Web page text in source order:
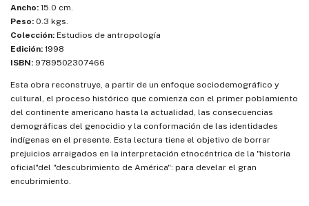
Ancho: 15.0 cm.
Peso: 0.3 kgs.
Colección: Estudios de antropología
Edición: 1998
ISBN: 9789502307466
Esta obra reconstruye, a partir de un enfoque sociodemográfico y
cultural, el proceso histórico que comienza con el primer poblamiento
del continente americano hasta la actualidad, las consecuencias
demográficas del genocidio y la conformación de las identidades
indígenas en el presente. Esta lectura tiene el objetivo de borrar
prejuicios arraigados en la interpretación etnocéntrica de la "historia
oficial"del "descubrimiento de América": para develar el gran
encubrimiento.